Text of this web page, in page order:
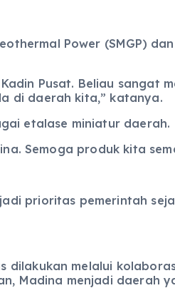
Power (SMGP)
Pusat. Beliau sangat
di daerah kita,” katanya.
etalase miniatur daerah.
Semoga produk kita
prioritas pemerintah
melalui
Madina menjadi daerah